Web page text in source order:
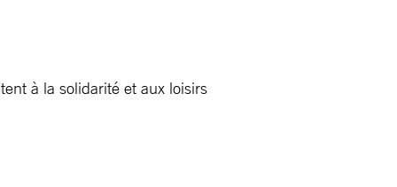
à la solidarité et aux loisirs